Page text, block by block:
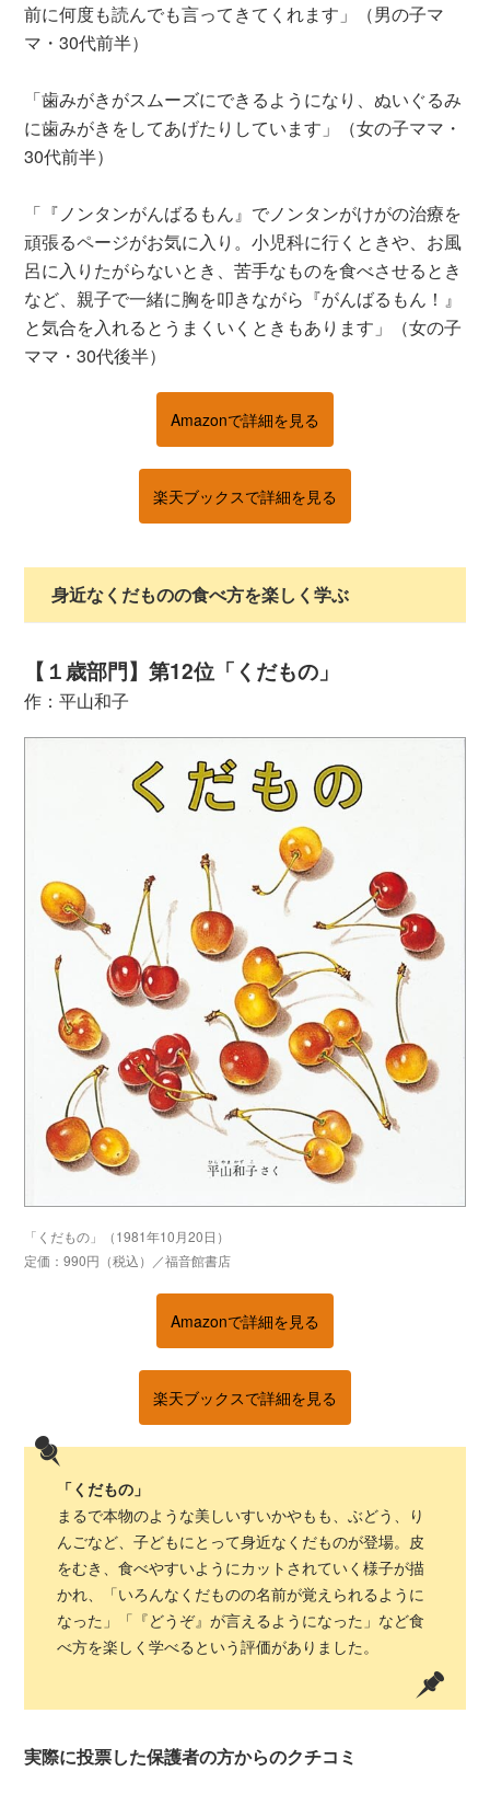
前に何度も読んでも言ってきてくれます」（男の子マ
マ・30代前半）
「歯みがきがスムーズにできるようになり、ぬいぐるみ
に歯みがきをしてあげたりしています」（女の子ママ・
30代前半）
「『ノンタンがんばるもん』でノンタンがけがの治療を
頑張るページがお気に入り。小児科に行くときや、お風
呂に入りたがらないとき、苦手なものを食べさせるとき
など、親子で一緒に胸を叩きながら『がんばるもん！』
と気合を入れるとうまくいくときもあります」（女の子
ママ・30代後半）
Amazonで詳細を見る
楽天ブックスで詳細を見る
身近なくだものの食べ方を楽しく学ぶ
【１歳部門】第12位「くだもの」
作：平山和子
「くだもの」（1981年10月20日）
定価：990円（税込）／福音館書店
Amazonで詳細を見る
楽天ブックスで詳細を見る
「くだもの」
まるで本物のような美しいすいかやもも、ぶどう、り
んごなど、子どもにとって身近なくだものが登場。皮
をむき、食べやすいようにカットされていく様子が描
かれ、「いろんなくだものの名前が覚えられるように
なった」「『どうぞ』が言えるようになった」など食
べ方を楽しく学べるという評価がありました。
実際に投票した保護者の方からのクチコミ